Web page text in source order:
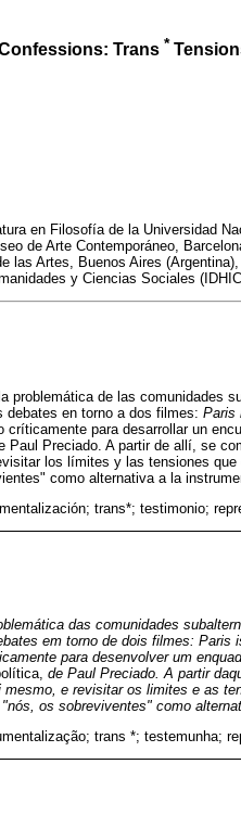
Trans *
en Filosofía de la Universidad
de Arte Contemporáneo,
las Artes, Buenos Aires
y Ciencias Sociales
problemática de las comunidades
debates en torno a dos filmes: Paris
críticamente para desarrollar un
Paul Preciado. A partir de allí, se
los límites y las tensiones
como alternativa a la
trans*; testimonio;
das comunidades
em torno de dois filmes: Paris
para desenvolver um
de Paul Preciado. A partir
e revisitar os limites e as
os sobreviventes" como
trans *; testemunha;